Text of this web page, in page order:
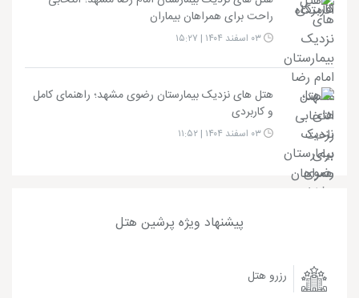
راحت برای همراهان بیماران
هتل های نزدیک بیمارستان رضوی مشهد؛ راهنمای کامل
و کاربردی
پیشنهاد ویژه پرشین هتل
رزرو هتل